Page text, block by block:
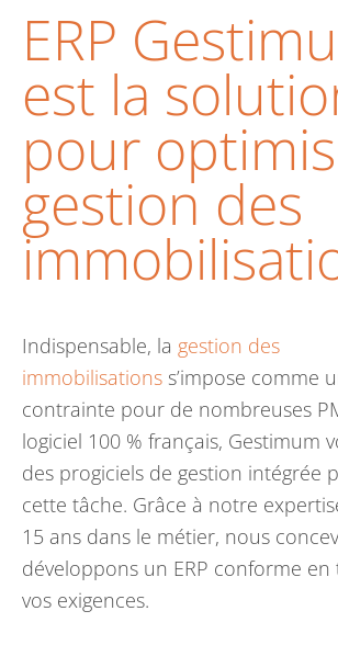
ERP
est la
pour
gestion des
Indispensable, la gestion des
immobilisations s’impose comme
contrainte pour de nombreuses
logiciel 100 % français, Gestimum
des progiciels de gestion intégrée
cette tâche. Grâce à notre
15 ans dans le métier, nous
développons un ERP conforme
vos exigences.